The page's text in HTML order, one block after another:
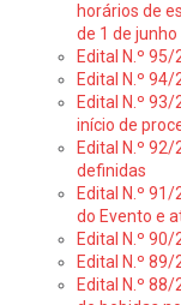
horários de
de 1 de
Edital N.º
Edital N.º
Edital N.º
início de
Edital N.º
definidas
Edital N.º
do Evento e
Edital N.º
Edital N.º
Edital N.º